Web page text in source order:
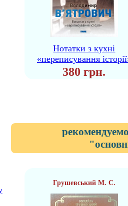
Нотатки з кухні
«переписування
380 грн.
Грушевський М. С.